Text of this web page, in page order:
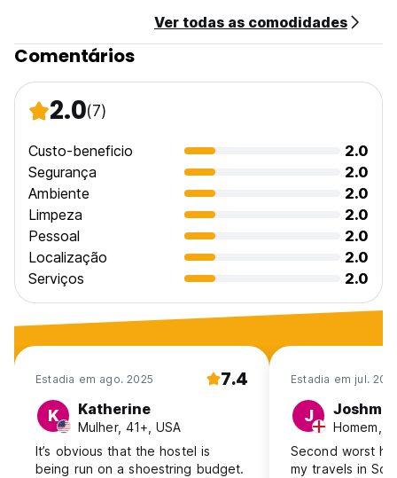
Ver todas as comodidades
Comentários
2.0(7)
Custo-beneficio
2.0
Segurança
2.0
Ambiente
2.0
Limpeza
2.0
Pessoal
2.0
Localização
2.0
Serviços
2.0
Estadia em ago. 2025 7.4
K Katherine
Mulher, 41+, USA
It’s obvious that the hostel is
being run on a shoestring budget.
Estadia em jul.
J Joshmir
Homem,
Second worst
my travels in